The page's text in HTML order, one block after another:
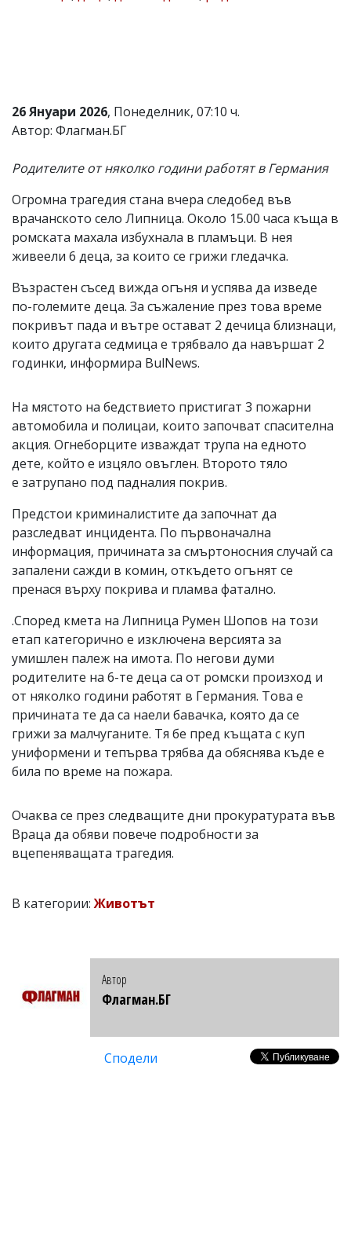
и
редакцията
отговорност
тях!
Ако
откриете
обиден
за
коментар,
сигнализирайте
ни!
26 Януари 2026, Понеделник, 07:10 ч.
Автор: Флагман.БГ
Родителите от няколко години работят в Германия
Огромна трагедия стана вчера следобед във
врачанското село Липница. Около 15.00 часа къща в
ромската махала избухнала в пламъци. В нея
живеели 6 деца, за които се грижи гледачка.
Възрастен съсед вижда огъня и успява да изведе
по-големите деца. За съжаление през това време
покривът пада и вътре остават 2 дечица близнаци,
които другата седмица е трябвало да навършат 2
годинки, информира BulNews.
На мястото на бедствието пристигат 3 пожарни
автомобила и полицаи, които започват спасителна
акция. Огнеборците изваждат трупа на едното
дете, който е изцяло овъглен. Второто тяло
е затрупано под падналия покрив.
Предстои криминалистите да започнат да
разследват инцидента. По първоначална
информация, причината за смъртоносния случай са
запалени сажди в комин, откъдето огънят се
пренася върху покрива и пламва фатално.
.Според кмета на Липница Румен Шопов на този
етап категорично е изключена версията за
умишлен палеж на имота. По негови думи
родителите на 6-те деца са от ромски произход и
от няколко години работят в Германия. Това е
причината те да са наели бавачка, която да се
грижи за малчуганите. Тя бе пред къщата с куп
униформени и тепърва трябва да обяснява къде е
била по време на пожара.
Очаква се през следващите дни прокуратурата във
Враца да обяви повече подробности за
вцепеняващата трагедия.
В категории:Животът
Автор
Флагман.БГ
Сподели